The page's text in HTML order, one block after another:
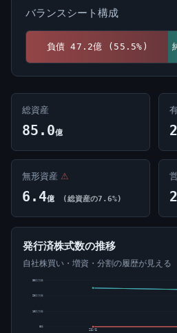
バランスシート構成
負債 47.2億 (55.5%)
総資産
85.0億
無形資産 ⚠
6.4億 (総資産の7.6%)
発行済株式数の推移
自社株買い・増資・分割の履歴が見える
0株
10百万株
20百万株
30百万株
25/5